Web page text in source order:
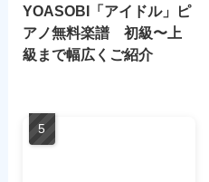
YOASOBI「アイドル」ピ
アノ無料楽譜 初級〜上
級まで幅広くご紹介